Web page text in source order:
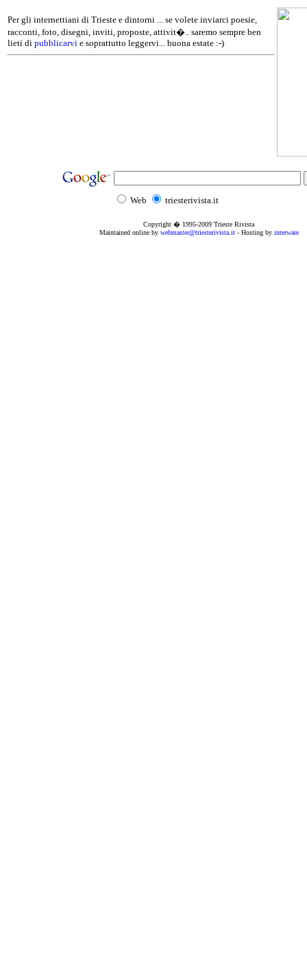
Per gli internettiani di Trieste e dintorni ... se volete inviarci poesie,
racconti, foto, disegni, inviti, proposte, attivit�.. saremo sempre ben
lieti di pubblicarvi e soprattutto leggervi... buona estate :-)
Web triesterivista.it
Copyright � 1995-2009 Trieste Rivista
Maintained online by webmaster@triesterivista.it- Hosting by interware